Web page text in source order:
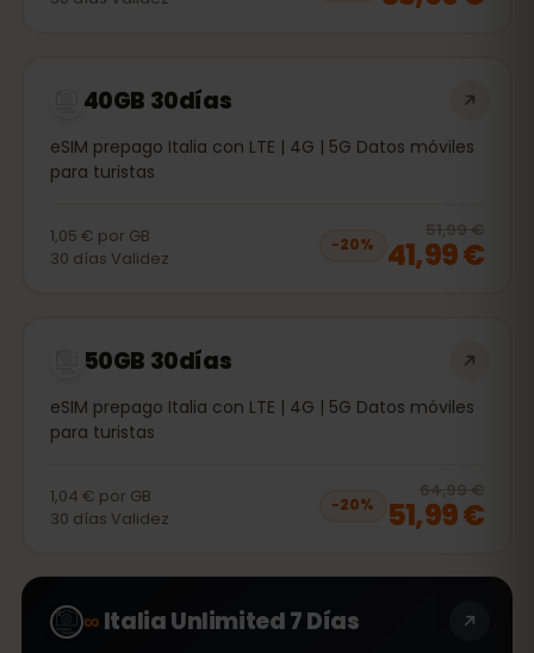
40GB 30días
eSIM prepago Italia con LTE | 4G | 5G Datos móviles
para turistas
1,05 € por GB
30 días Validez
−20%
51,99 €
41,99 €
50GB 30días
eSIM prepago Italia con LTE | 4G | 5G Datos móviles
para turistas
1,04 € por GB
30 días Validez
−20%
64,99 €
51,99 €
∞Italia Unlimited 7 Días